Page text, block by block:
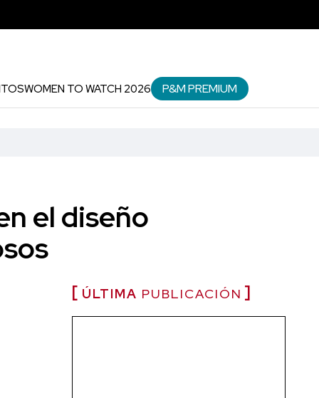
WOMEN TO WATCH 2026 P&M PREMIUM
el diseño
ÚLTIMA PUBLICACIÓN